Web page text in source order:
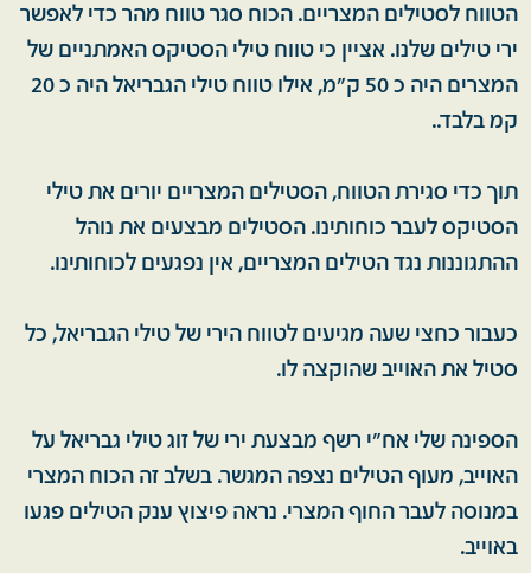
הטווח לסטילים המצריים. הכוח סגר טווח מהר כדי לאפשר
ירי טילים שלנו. אציין כי טווח טילי הסטיקס האמתניים של
המצרים היה כ 50 ק״מ, אילו טווח טילי הגבריאל היה כ 20
קמ בלבד..
תוך כדי סגירת הטווח, הסטילים המצריים יורים את טילי
הסטיקס לעבר כוחותינו. הסטילים מבצעים את נוהל
ההתגוננות נגד הטילים המצריים, אין נפגעים לכוחותינו.
כעבור כחצי שעה מגיעים לטווח הירי של טילי הגבריאל, כל
סטיל את האוייב שהוקצה לו.
הספינה שלי אח"י רשף מבצעת ירי של זוג טילי גבריאל על
האוייב, מעוף הטילים נצפה המגשר. בשלב זה הכוח המצרי
במנוסה לעבר החוף המצרי. נראה פיצוץ ענק הטילים פגעו
באוייב.